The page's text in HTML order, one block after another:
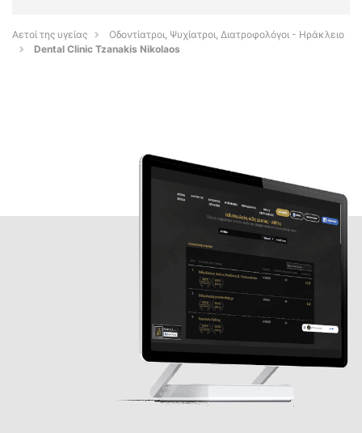
Αετοί της υγείας
Οδοντίατροι, Ψυχίατροι, Διατροφολόγοι - Ηράκλειο
Dental Clinic Tzanakis Nikolaos